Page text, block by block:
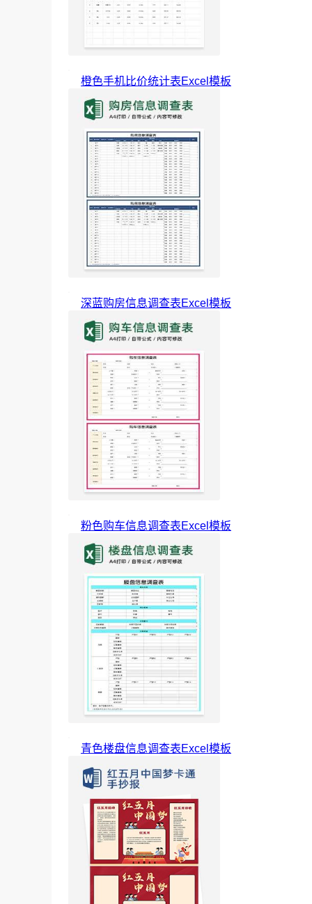
橙色手机比价统计表Excel模板
深蓝购房信息调查表Excel模板
粉色购车信息调查表Excel模板
青色楼盘信息调查表Excel模板